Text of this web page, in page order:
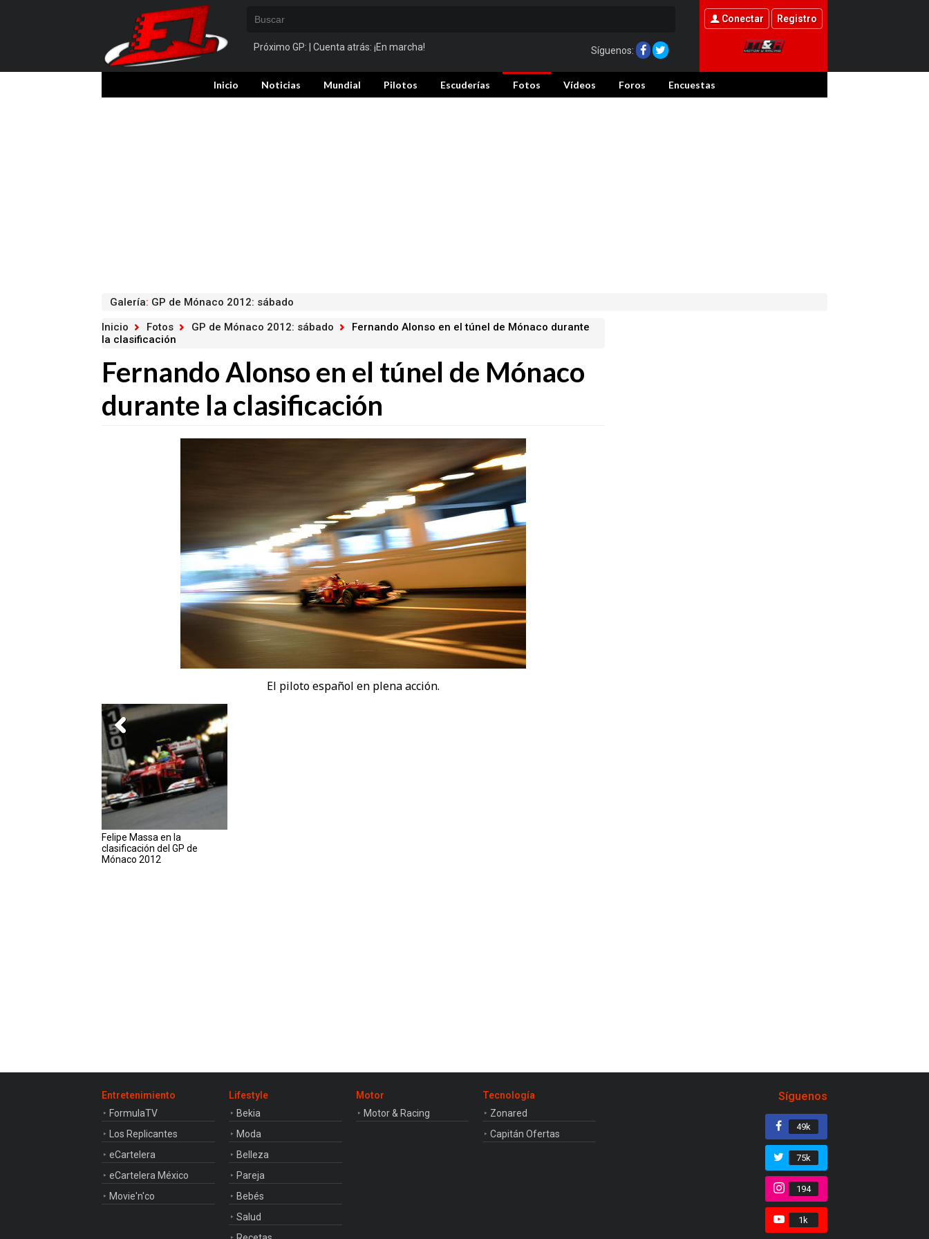
Próximo GP: | Cuenta atrás: ¡En marcha! Síguenos:
Conectar Registro
Inicio Noticias Mundial Pilotos Escuderías Fotos Vídeos Foros Encuestas
Galería: GP de Mónaco 2012: sábado
Inicio
Fotos GP de Mónaco 2012: sábado
Fernando Alonso en el túnel de Mónaco durante
la clasificación
Fernando Alonso en el túnel de Mónaco
durante la clasificación
El piloto español en plena acción.
Felipe Massa en la
clasificación del GP de
Mónaco 2012
Entretenimiento
FormulaTV
Los Replicantes
eCartelera
eCartelera México
Movie'n'co
Lifestyle
Bekia
Moda
Belleza
Pareja
Bebés
Salud
Motor
Motor & Racing
Tecnología
Zonared
Capitán Ofertas
Síguenos
49k
75k
194
1k